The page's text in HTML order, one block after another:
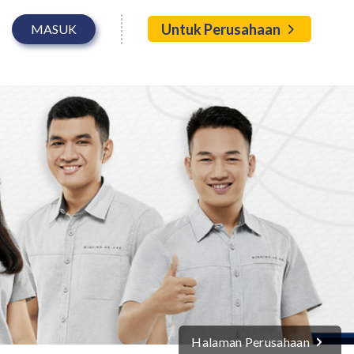
MASUK Untuk Perusahaan
Halaman Perusahaan